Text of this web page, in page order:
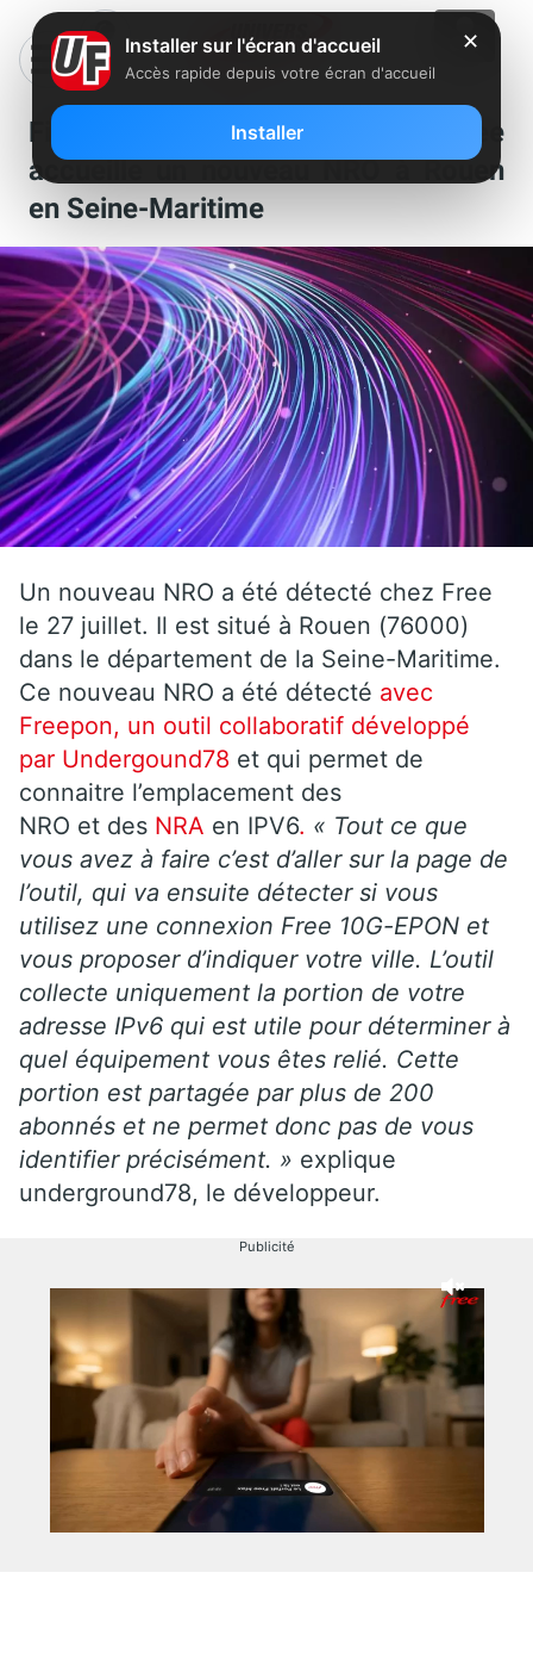
Fibre : le réseau FTTH de Free
accueille un nouveau NRO à Rouen
en Seine-Maritime
Un nouveau NRO a été détecté chez Free
le 27 juillet. Il est situé à Rouen (76000)
dans le département de la Seine-Maritime.
Ce nouveau NRO a été détecté avec
Freepon, un outil collaboratif développé
par Undergound78 et qui permet de
connaitre l’emplacement des
NRO et des NRA en IPV6. « Tout ce que
vous avez à faire c’est d’aller sur la page de
l’outil, qui va ensuite détecter si vous
utilisez une connexion Free 10G-EPON et
vous proposer d’indiquer votre ville. L’outil
collecte uniquement la portion de votre
adresse IPv6 qui est utile pour déterminer à
quel équipement vous êtes relié. Cette
portion est partagée par plus de 200
abonnés et ne permet donc pas de vous
identifier précisément. » explique
underground78, le développeur.
Publicité
✕
Installer sur l'écran d'accueil
Accès rapide depuis votre écran d'accueil
Installer